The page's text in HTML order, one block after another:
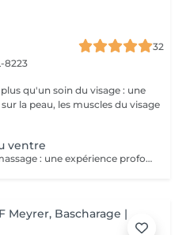
32
8223
qu'un soin du visage : une
la peau, les muscles du visage
ventre
Offrez-vous bien plus qu'un massage : une expérience profonde qui invite le corps à se libérer, se rééquilibrer et retrouver son intelligence naturelle. Le soin F'Care Harmonie du ventre est un soin signature inspiré du Chi Nei Tsang, un massage abdominal issu de la tradition taoïste, associé à des techniques de drainage lymphatique profond et de travail manuel ciblé. Cette approche globale vise à libérer les tensions abdominales, stimuler les fonctions naturelles d'élimination et favoriser une sensation de légèreté et d'harmonie intérieure. Le ventre, souvent considéré comme notre deuxième cerveau, est au coeur de ce soin. En relâchant les tensions physiques et émotionnelles accumulées, il devient un espace de respiration, de fluidité et de vitalité retrouvée. Grâce à des gestes précis et profonds, ce massage contribue également à améliorer la qualité de la peau et à affiner visuellement la silhouette. Bienfaits principaux : - Stimulation des fonctions naturelles du métabolisme - Amélioration du confort digestif et du transit intestinal - Soutien aux processus naturels de détoxification - Réduction de la rétention d'eau et sensation de légèreté - Amélioration de la tonicité et de la qualité de la peau - Libération des tensions physiques et nerveuses du ventre Recommandé en cas de : Tensions abdominales, inconfort digestif, sensation de gonflement, rétention d'eau, surcharge émotionnelle ou périodes de déséquilibre (fatigue, stress, cycle menstruel). Résultat : Le ventre se détend profondément, le corps retrouve de la fluidité et l'esprit gagne en clarté, en apaisement et en énergie.